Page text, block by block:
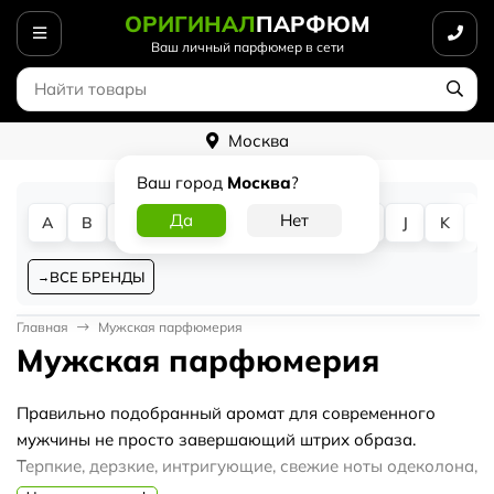
ОРИГИНАЛПАРФЮМ
Ваш личный парфюмер в сети
Москва
Ваш город Москва?
A B D G J K
ВСЕ БРЕНДЫ
Главная Мужская парфюмерия
Мужская парфюмерия
Правильно подобранный аромат для современного
мужчины не просто завершающий штрих образа.
Терпкие, дерзкие, интригующие, свежие ноты одеколона,